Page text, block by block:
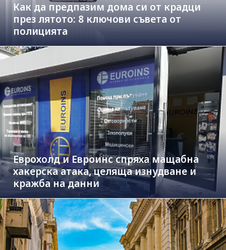
Как да предпазим дома си от крадци
през лятото: 8 ключови съвета от
полицията
Еврохолд и Евроинс спряха мащабна
хакерска атака, целяща изнудване и
кражба на данни